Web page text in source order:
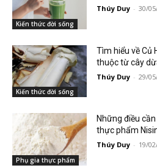
Kiến thức đời sống
Thúy Duy - 30/
Kiến thức đời sống
Tìm hiểu về Củ
thuộc từ cây
Thúy Duy - 29/
Phụ gia thực phẩm
Những điều
thực phẩm
Thúy Duy - 19/